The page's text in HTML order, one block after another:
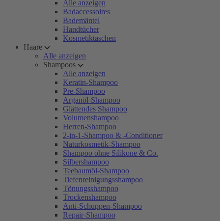
Alle anzeigen
Badaccessoires
Bademäntel
Handtücher
Kosmetiktaschen
Haare
Alle anzeigen
Shampoos
Alle anzeigen
Keratin-Shampoo
Pre-Shampoo
Arganöl-Shampoo
Glättendes Shampoo
Volumenshampoo
Herren-Shampoo
2-in-1-Shampoo & -Conditioner
Naturkosmetik-Shampoo
Shampoo ohne Silikone & Co.
Silbershampoo
Teebaumöl-Shampoo
Tiefenreinigungsshampoo
Tönungsshampoo
Trockenshampoo
Anti-Schuppen-Shampoo
Repair-Shampoo